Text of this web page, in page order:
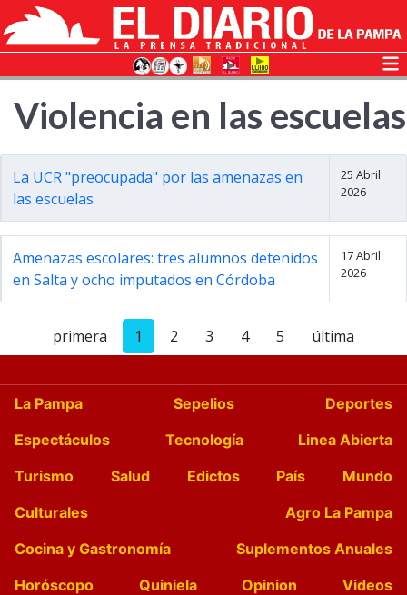
Violencia en las escuelas
La UCR "preocupada" por las amenazas en
las escuelas
25 Abril
2026
Amenazas escolares: tres alumnos detenidos
en Salta y ocho imputados en Córdoba
17 Abril
2026
primera 1 2 3 4 5 última
La Pampa Sepelios
Deportes
Espectáculos
Tecnología
Linea Abierta
Turismo
Salud Edictos País
Mundo
Culturales
Agro La Pampa
Cocina y Gastronomía
Suplementos Anuales
Horóscopo
Quiniela Opinion
Videos